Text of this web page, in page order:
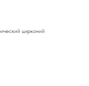
цирконий